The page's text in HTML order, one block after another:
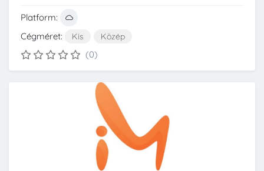
Platform:
Cégméret:
Kis Közép
(0)